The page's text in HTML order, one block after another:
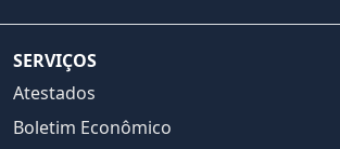
SERVIÇOS
Atestados
Boletim Econômico